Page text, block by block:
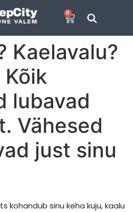
0
Kaelavalu?
Kõik
lubavad
Vähesed
just sinu
kohandub sinu keha kuju, kaalu